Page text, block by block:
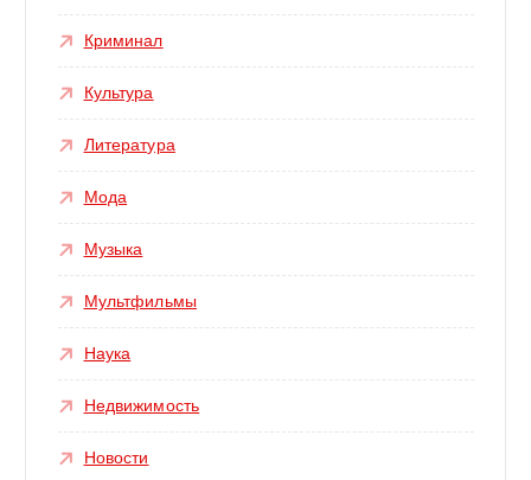
Криминал
Культура
Литература
Мода
Музыка
Мультфильмы
Наука
Недвижимость
Новости